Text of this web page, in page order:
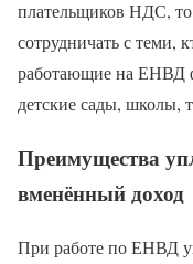
плательщиков НДС,
сотрудничать с теми,
работающие на ЕНВД
детские сады, школы,
Преимущества
вменённый доход
При работе по ЕНВД